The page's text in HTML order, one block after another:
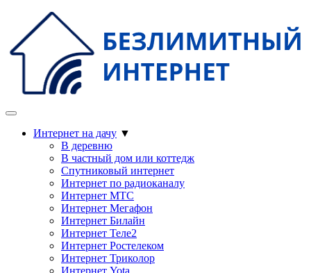
Интернет на дачу ▼
В деревню
В частный дом или коттедж
Спутниковый интернет
Интернет по радиоканалу
Интернет МТС
Интернет Мегафон
Интернет Билайн
Интернет Теле2
Интернет Ростелеком
Интернет Триколор
Интернет Yota